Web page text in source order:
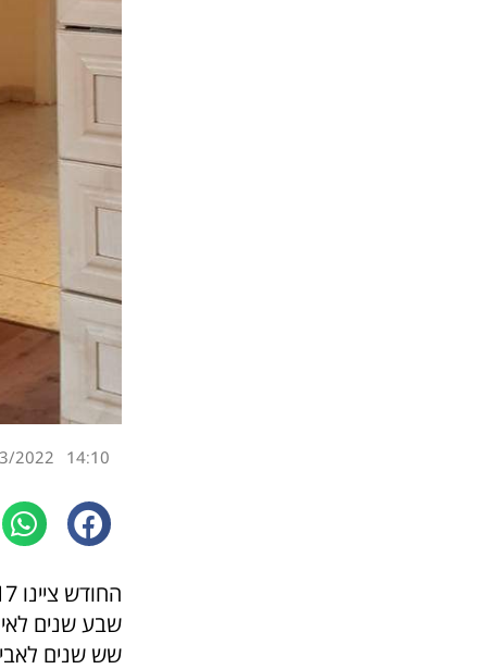
14:10
2022
החודש ציינו 17 שנה לאריק הי'ד.
שבע שנים
שש שנים